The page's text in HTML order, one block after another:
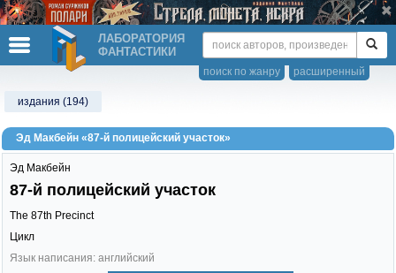
ЛАБОРАТОРИЯ
ФАНТАСТИКИ
расширенный
поиск по жанру
издания (194)
Эд Макбейн «87-й полицейский участок»
Эд Макбейн
87-й полицейский участок
The 87th Precinct
Цикл
Язык написания: английский